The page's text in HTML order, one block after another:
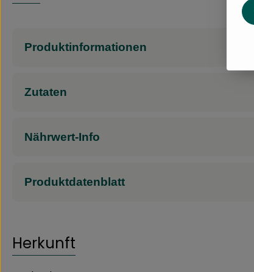
Produktinformationen
Zutaten
Nährwert-Info
Produktdatenblatt
Herkunft